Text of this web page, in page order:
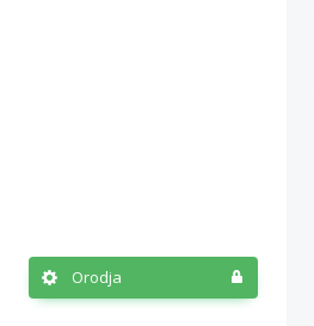
Orodja